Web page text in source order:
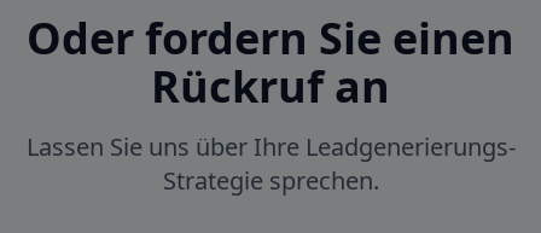
Oder fordern Sie einen
Rückruf an
Lassen Sie uns über Ihre Leadgenerierungs-
Strategie sprechen.